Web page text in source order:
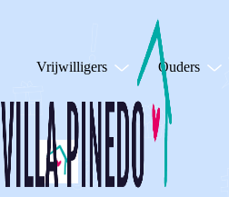
Vrijwilligers Ouders